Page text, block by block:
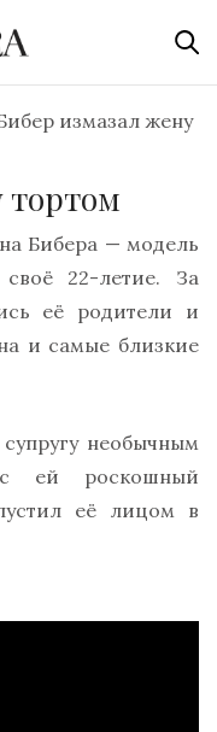
измазал жену
тортом
Бибера — модель
22-летие. За
её родители и
и самые близкие
необычным
ей роскошный
её лицом в